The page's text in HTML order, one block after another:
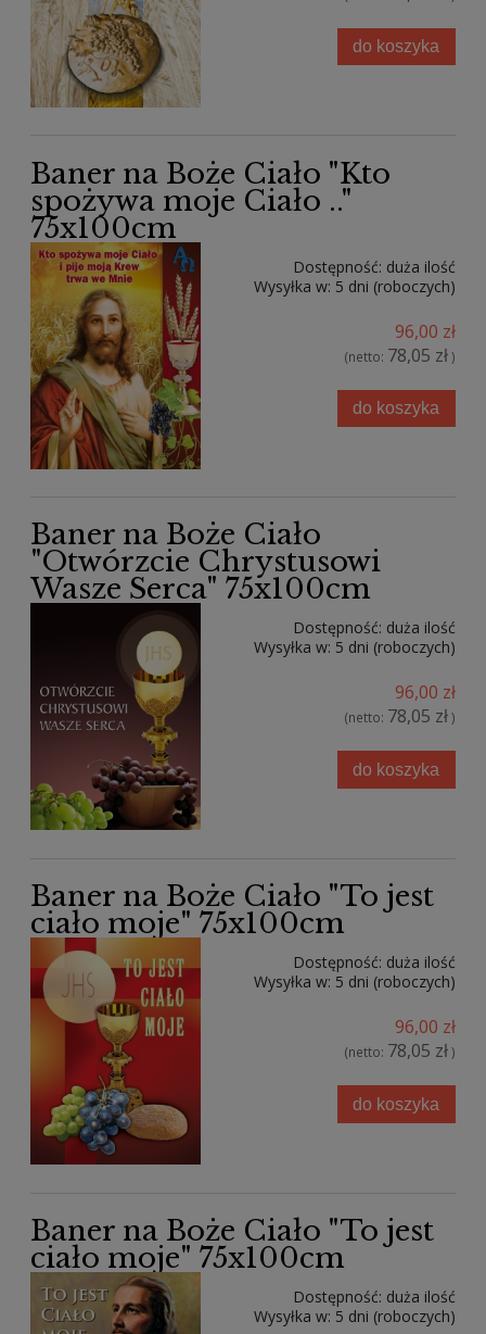
do koszyka
Baner na Boże Ciało "Kto
spożywa moje Ciało .."
75x100cm
Dostępność: duża ilość
Wysyłka w: 5 dni (roboczych)
96,00 zł
(netto: 78,05 zł)
do koszyka
Baner na Boże Ciało
"Otwórzcie Chrystusowi
Wasze Serca" 75x100cm
Dostępność: duża ilość
Wysyłka w: 5 dni (roboczych)
96,00 zł
(netto: 78,05 zł)
do koszyka
Baner na Boże Ciało "To jest
ciało moje" 75x100cm
Dostępność: duża ilość
Wysyłka w: 5 dni (roboczych)
96,00 zł
(netto: 78,05 zł)
do koszyka
Baner na Boże Ciało "To jest
ciało moje" 75x100cm
Dostępność: duża ilość
Wysyłka w: 5 dni (roboczych)